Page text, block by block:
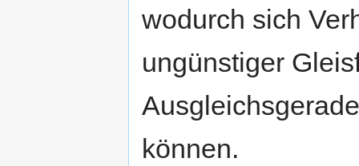
wodurch sich
ungünstiger
können.